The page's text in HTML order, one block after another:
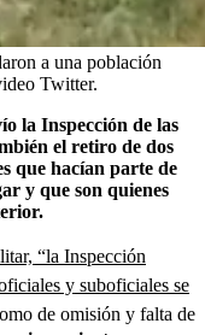
a una población
Twitter.
la Inspección de las
el retiro de dos
que hacían parte de
y que son quienes
“la Inspección
y suboficiales se
de omisión y falta de